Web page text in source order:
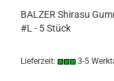
BALZER Shirasu
#L - 5 Stück
Lieferzeit: 3-5